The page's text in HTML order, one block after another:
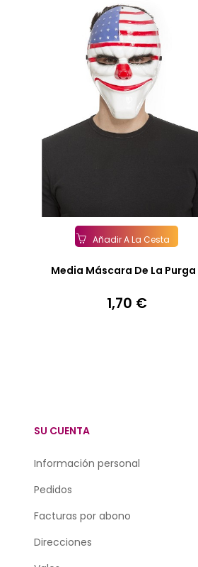
Añadir A La Cesta
Media Máscara De La Purga
Precio
1,70 €
SU CUENTA
Información personal
Pedidos
Facturas por abono
Direcciones